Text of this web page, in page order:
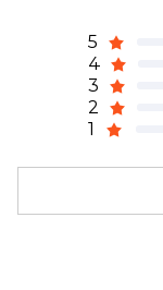
5
4
3
2
1